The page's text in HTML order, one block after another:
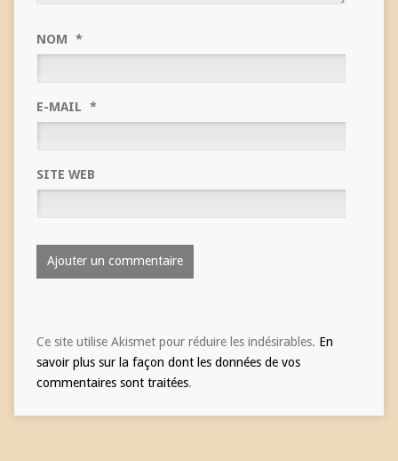
NOM *
E-MAIL *
SITE WEB
Ce site utilise Akismet pour réduire les indésirables. En
savoir plus sur la façon dont les données de vos
commentaires sont traitées.